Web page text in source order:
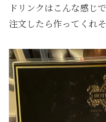
ドリンクはこんな感じ
注文したら作ってくれそ